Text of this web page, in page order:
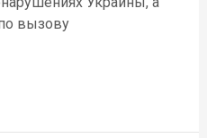
вызову